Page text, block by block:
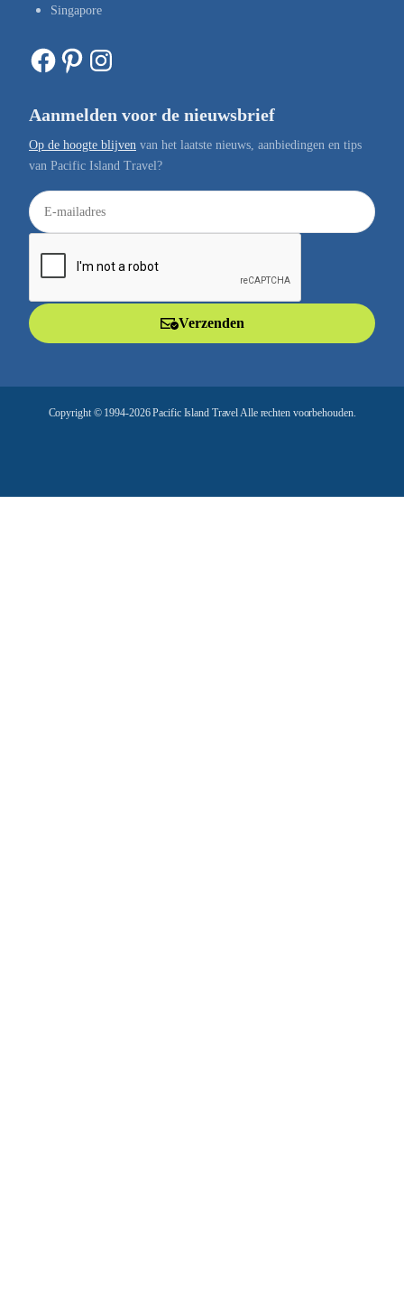
Singapore
Facebook Pinterest Instagram
Aanmelden voor de nieuwsbrief
Op de hoogte blijven van het laatste nieuws, aanbiedingen en tips
van Pacific Island Travel?
E
-
a
Verzenden
Copyright © 1994-2026 Pacific Island Travel Alle rechten voorbehouden.